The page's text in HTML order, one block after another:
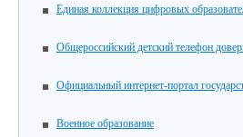
Единая коллекция цифровых
Общероссийский детский телефон
Официальный интернет-портал
Военное образование